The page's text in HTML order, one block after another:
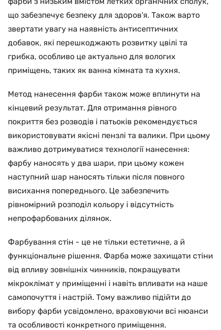
що забезпечує безпеку для здоров'я. Також варто
звертати увагу на наявність антисептичних
добавок, які перешкоджають розвитку цвілі та
грибка, особливо це актуально для вологих
приміщень, таких як ванна кімната та кухня.
Метод нанесення фарби також може вплинути на
кінцевий результат. Для отримання рівного
покриття без розводів і патьоків рекомендується
використовувати якісні пензлі та валики. При цьому
важливо дотримуватися технології нанесення:
фарбу наносять у два шари, при цьому кожен
наступний шар наносять тільки після повного
висихання попереднього. Це забезпечить
рівномірний розподіл кольору і відсутність
непрофарбованих ділянок.
Фарбування стін - це не тільки естетичне, а й
функціональне рішення. Фарба може захищати стіни
від впливу зовнішніх чинників, покращувати
мікроклімат у приміщенні і навіть впливати на наше
самопочуття і настрій. Тому важливо підійти до
вибору фарби усвідомлено, враховуючи всі нюанси
та особливості конкретного приміщення.